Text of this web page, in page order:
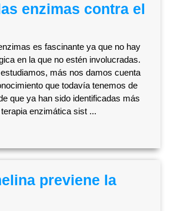
enzimas contra el
es fascinante ya que no hay
en la que no estén involucradas.
más nos damos cuenta
que todavía tenemos de
que ya han sido identificadas más
enzimática sist ...
previene la